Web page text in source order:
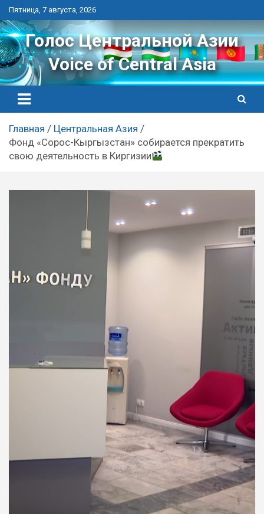
Перейти
к
контенту
Пятница, 7 августа, 2026
Голос Центральной Азии
Voice of Central Asia
Главная
Центральная Азия
Фонд «Сорос-Кыргызстан» собирается прекратить
свою деятельность в Киргизии